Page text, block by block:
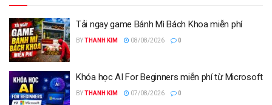
Tải ngay game Bánh Mì Bách Khoa miễn phí
BYTHANH KIM 08/08/2026 0
Khóa học AI For Beginners miễn phí từ Microsoft
BYTHANH KIM 07/08/2026 0